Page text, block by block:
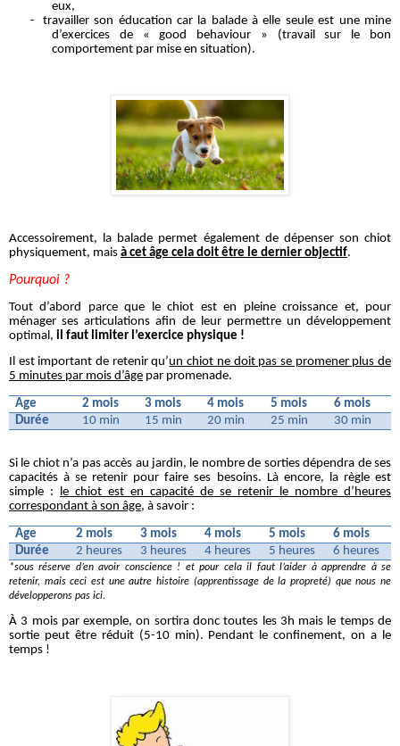
eux,
-
travailler son éducation car la balade à elle seule est une mine
d’exercices de « good behaviour » (travail sur le bon
comportement par mise en situation).
Accessoirement, la balade permet également de dépenser son chiot
physiquement, mais à cet âge cela doit être le dernier objectif.
Pourquoi ?
Tout d’abord parce que le chiot est en pleine croissance et, pour
ménager ses articulations afin de leur permettre un développement
optimal, il faut limiter l’exercice physique !
Il est important de retenir qu’un chiot ne doit pas se promener plus de
5 minutes par mois d’âge par promenade.
Age 2 mois 3 mois 4 mois 5 mois
6 mois
Durée
10 min 15 min 20 min 25 min 30 min
Si le chiot n’a pas accès au jardin, le nombre de sorties dépendra de ses
capacités à se retenir pour faire ses besoins. Là encore, la règle est
simple :
le chiot est en capacité de se retenir le nombre d’heures
correspondant à son âge, à savoir :
Age 2 mois 3 mois 4 mois 5 mois
6 mois
Durée
2 heures 3 heures 4 heures 5 heures 6 heures
*sous réserve d’en avoir conscience ! et pour cela il faut l’aider à apprendre à se
retenir, mais ceci est une autre histoire (apprentissage de la propreté) que nous ne
développerons pas ici.
À 3 mois par exemple, on sortira donc toutes les 3h mais le temps de
sortie peut être réduit (5-10 min). Pendant le confinement, on a le
temps !